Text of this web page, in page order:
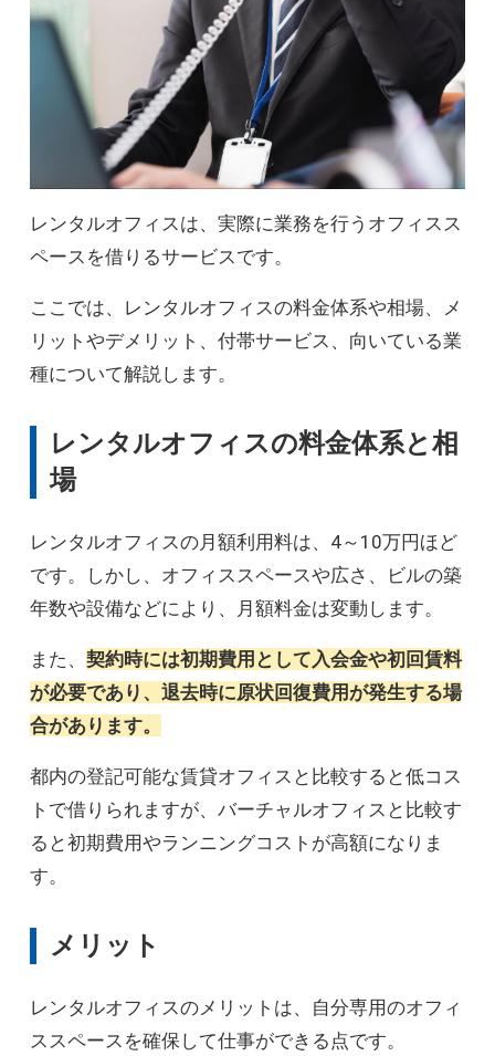
レンタルオフィスは、実際に業務を行うオフィスス
ペースを借りるサービスです。
ここでは、レンタルオフィスの料金体系や相場、メ
リットやデメリット、付帯サービス、向いている業
種について解説します。
レンタルオフィスの料金体系と相
場
レンタルオフィスの月額利用料は、4～10万円ほど
です。しかし、オフィススペースや広さ、ビルの築
年数や設備などにより、月額料金は変動します。
また、 契約時には初期費用として入会金や初回賃料
が必要であり、退去時に原状回復費用が発生する場
合があります。
都内の登記可能な賃貸オフィスと比較すると低コス
トで借りられますが、バーチャルオフィスと比較す
ると初期費用やランニングコストが高額になりま
す。
メリット
レンタルオフィスのメリットは、自分専用のオフィ
ススペースを確保して仕事ができる点です。